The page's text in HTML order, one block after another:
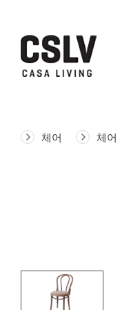
체어 체어